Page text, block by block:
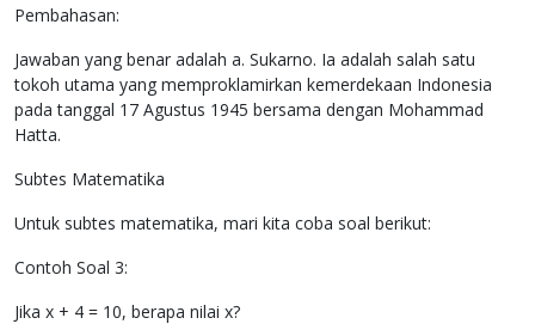
Pembahasan:
Jawaban yang benar adalah a. Sukarno. Ia adalah salah satu
tokoh utama yang memproklamirkan kemerdekaan Indonesia
pada tanggal 17 Agustus 1945 bersama dengan Mohammad
Hatta.
Subtes Matematika
Untuk subtes matematika, mari kita coba soal berikut:
Contoh Soal 3:
Jika x + 4 = 10, berapa nilai x?